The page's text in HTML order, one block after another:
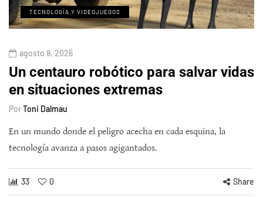
TECNOLOGÍA Y VIDEOJUEGOS
agosto 8, 2026
Un centauro robótico para salvar vidas
en situaciones extremas
PorToni Dalmau
En un mundo donde el peligro acecha en cada esquina, la
tecnología avanza a pasos agigantados.
33 0 Share